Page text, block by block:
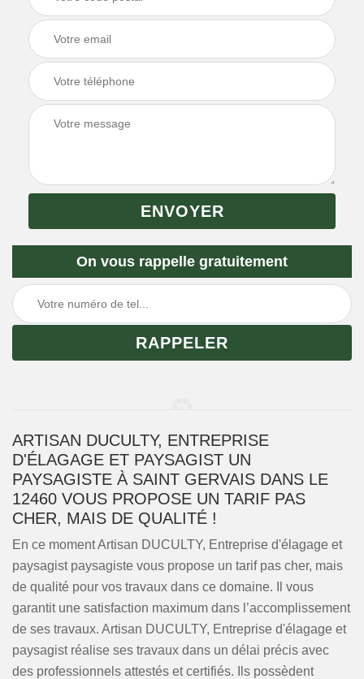
On vous rappelle gratuitement
ARTISAN DUCULTY, ENTREPRISE
D'ÉLAGAGE ET PAYSAGIST UN
PAYSAGISTE À SAINT GERVAIS DANS LE
12460 VOUS PROPOSE UN TARIF PAS
CHER, MAIS DE QUALITÉ !
En ce moment Artisan DUCULTY, Entreprise d'élagage et
paysagist paysagiste vous propose un tarif pas cher, mais
de qualité pour vos travaux dans ce domaine. Il vous
garantit une satisfaction maximum dans l’accomplissement
de ses travaux. Artisan DUCULTY, Entreprise d'élagage et
paysagist réalise ses travaux dans un délai précis avec
des professionnels attestés et certifiés. Ils possèdent